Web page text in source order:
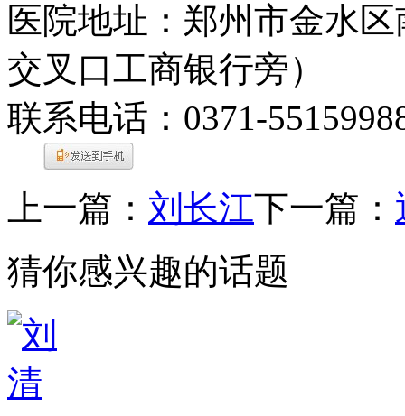
医院地址：郑州市金水
交叉口工商银行旁）
联系电话：0371-
上一篇： 刘长江下一篇：
猜你感兴趣的话题